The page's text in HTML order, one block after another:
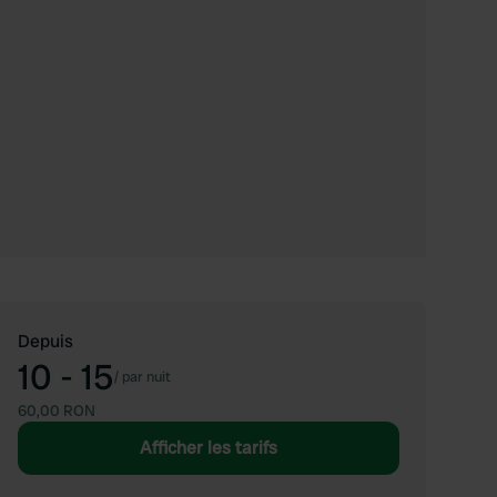
Depuis
10 - 15/ par nuit
60,00 RON
Afficher les tarifs